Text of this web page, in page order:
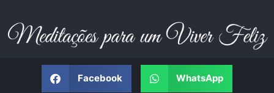
Facebook WhatsApp